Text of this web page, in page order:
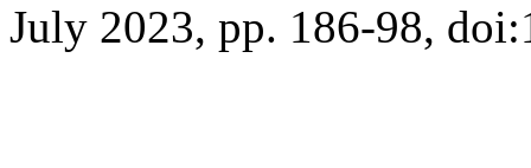
July 2023, pp. 186-98,